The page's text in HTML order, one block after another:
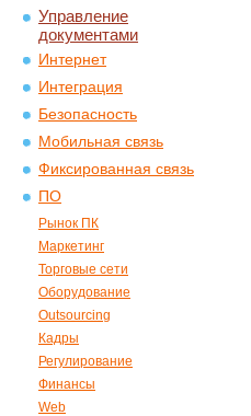
Управление
документами
Интернет
Интеграция
Безопасность
Мобильная связь
Фиксированная связь
ПО
Рынок ПК
Маркетинг
Торговые сети
Оборудование
Outsourcing
Кадры
Регулирование
Финансы
Web